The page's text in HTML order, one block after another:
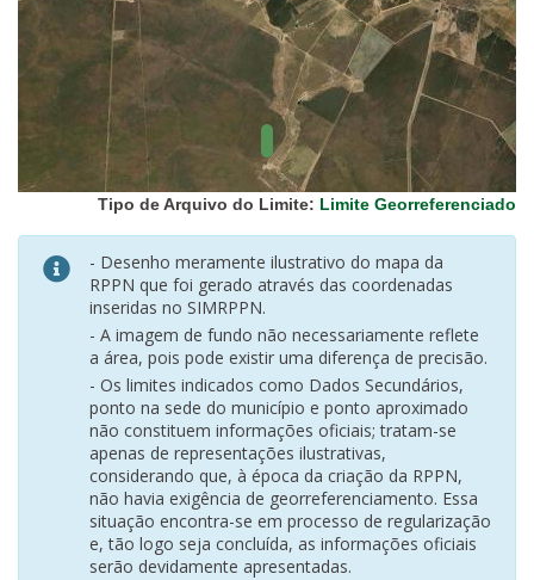
Vegetação
(IBGE)
Rodovias
(IBGE)
Relevo
(IBGE)
Tipo de Arquivo do Limite: Limite Georreferenciado
- Desenho meramente ilustrativo do mapa da
RPPN que foi gerado através das coordenadas
inseridas no SIMRPPN.
- A imagem de fundo não necessariamente reflete
a área, pois pode existir uma diferença de precisão.
- Os limites indicados como Dados Secundários,
ponto na sede do município e ponto aproximado
não constituem informações oficiais; tratam-se
apenas de representações ilustrativas,
considerando que, à época da criação da RPPN,
não havia exigência de georreferenciamento. Essa
situação encontra-se em processo de regularização
e, tão logo seja concluída, as informações oficiais
serão devidamente apresentadas.